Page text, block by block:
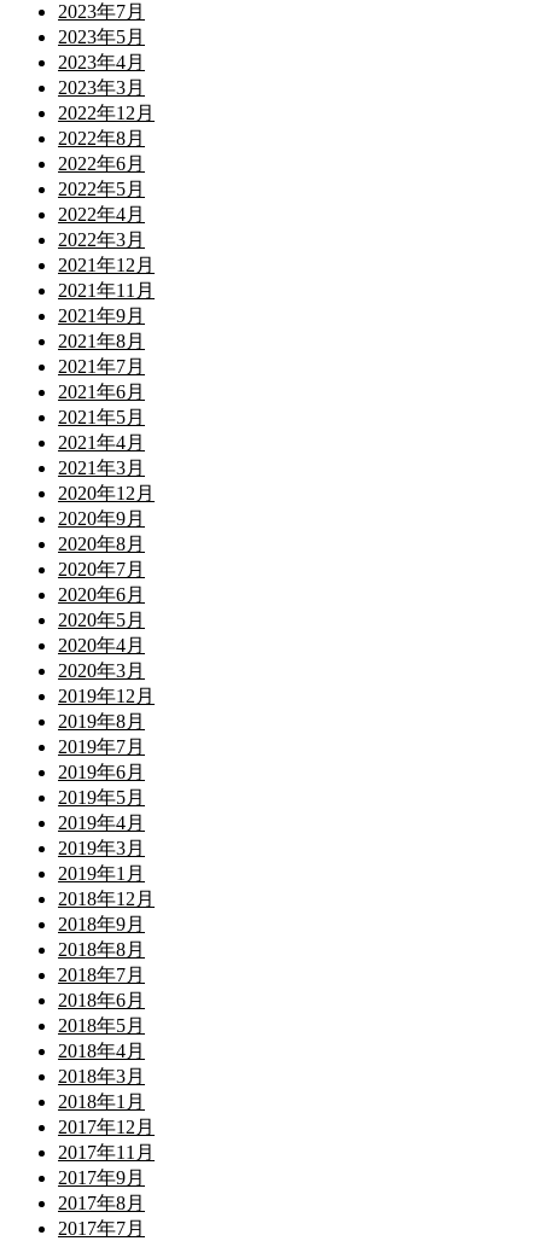
2023年7月
2023年5月
2023年4月
2023年3月
2022年12月
2022年8月
2022年6月
2022年5月
2022年4月
2022年3月
2021年12月
2021年11月
2021年9月
2021年8月
2021年7月
2021年6月
2021年5月
2021年4月
2021年3月
2020年12月
2020年9月
2020年8月
2020年7月
2020年6月
2020年5月
2020年4月
2020年3月
2019年12月
2019年8月
2019年7月
2019年6月
2019年5月
2019年4月
2019年3月
2019年1月
2018年12月
2018年9月
2018年8月
2018年7月
2018年6月
2018年5月
2018年4月
2018年3月
2018年1月
2017年12月
2017年11月
2017年9月
2017年8月
2017年7月